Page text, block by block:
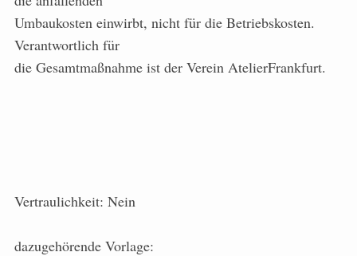
Umbaukosten einwirbt, nicht für die Betriebskosten.
Verantwortlich für
die Gesamtmaßnahme ist der Verein AtelierFrankfurt.
Vertraulichkeit: Nein
dazugehörende Vorlage: